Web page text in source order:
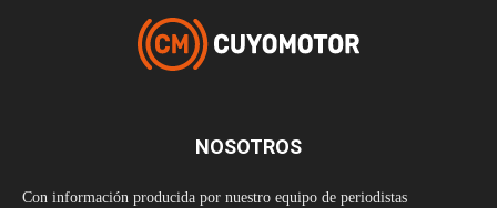
NOSOTROS
Con información producida por nuestro equipo de periodistas